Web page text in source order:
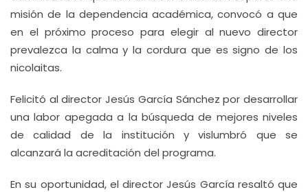
misión de la dependencia académica, convocó a que
en el próximo proceso para elegir al nuevo director
prevalezca la calma y la cordura que es signo de los
nicolaitas.
Felicitó al director Jesús García Sánchez por desarrollar
una labor apegada a la búsqueda de mejores niveles
de calidad de la institución y vislumbró que se
alcanzará la acreditación del programa.
En su oportunidad, el director Jesús García resaltó que